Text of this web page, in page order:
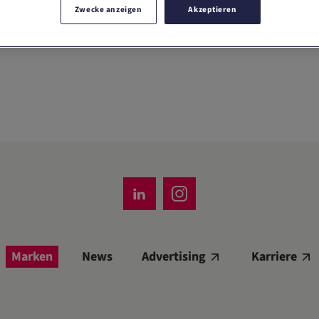
Marken News Advertising Karriere
Zwecke anzeigen Akzeptieren